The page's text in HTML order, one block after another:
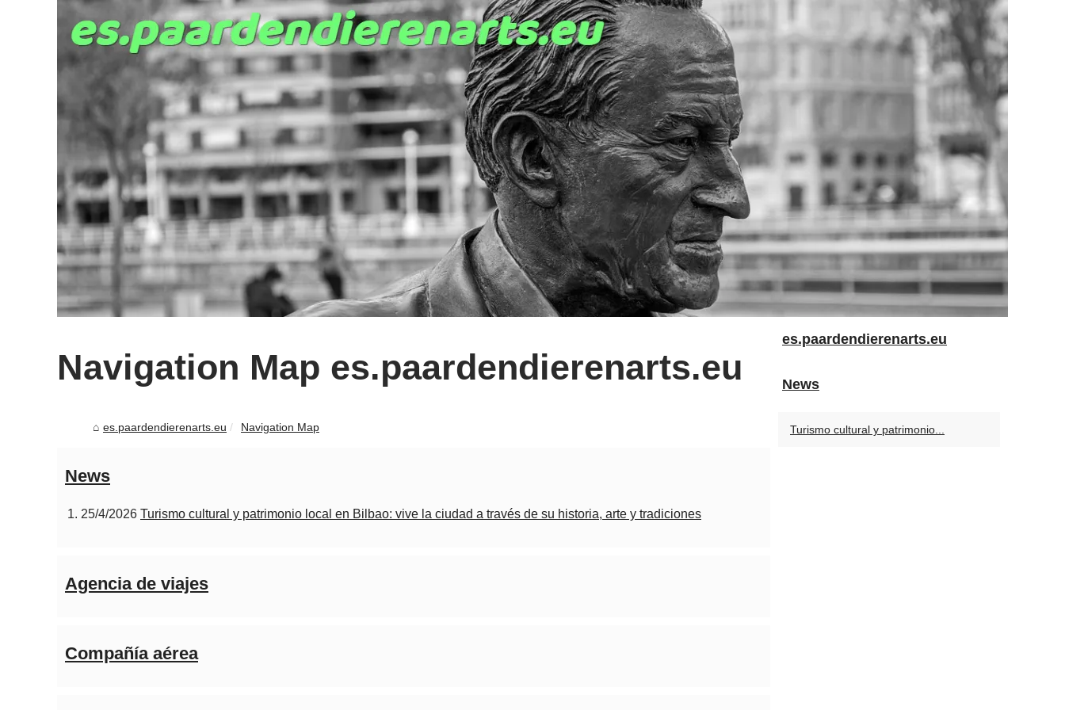
Navigation Map es.paardendierenarts.eu
es.paardendierenarts.eu Navigation Map
News
25/4/2026 Turismo cultural y patrimonio local en Bilbao: vive la ciudad a través de su historia, arte y tradiciones
Agencia de viajes
Compañía aérea
es.paardendierenarts.eu
News
Turismo cultural y patrimonio...